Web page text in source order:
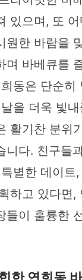
있으며, 또
원한 바람을
며 바베큐를
동은 단순히
을 더욱 빛
활기찬 분위
니다. 친구들
별한 데이트
하고 있다면,
들이 훌륭한